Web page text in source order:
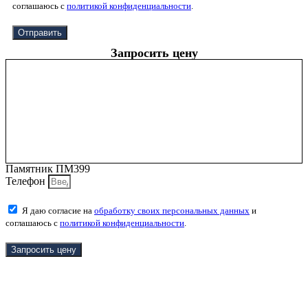
соглашаюсь с политикой конфиденциальности.
Отправить
Запросить цену
Памятник ПМ399
Телефон
Я даю согласие на обработку своих персональных данных и
соглашаюсь с политикой конфиденциальности.
Запросить цену